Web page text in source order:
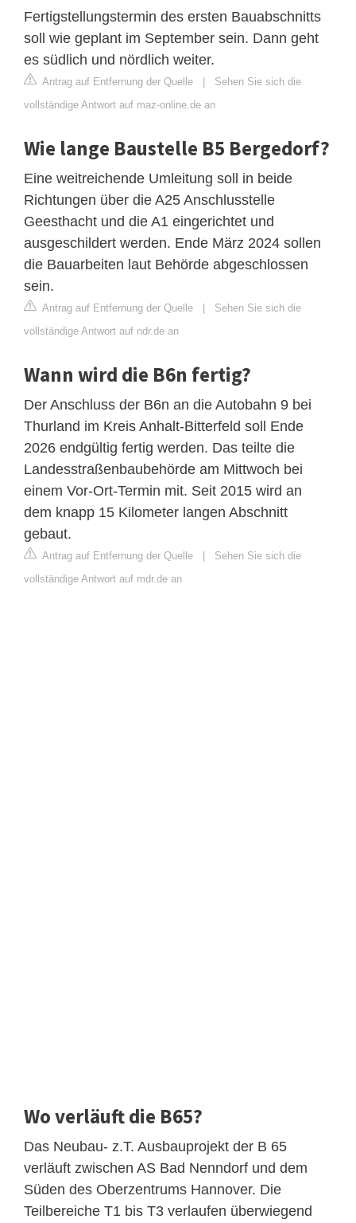
Fertigstellungstermin des ersten Bauabschnitts
soll wie geplant im September sein. Dann geht
es südlich und nördlich weiter.
Antrag auf Entfernung der Quelle | Sehen Sie sich die
vollständige Antwort auf maz-online.de an
Wie lange Baustelle B5 Bergedorf?
Eine weitreichende Umleitung soll in beide
Richtungen über die A25 Anschlusstelle
Geesthacht und die A1 eingerichtet und
ausgeschildert werden. Ende März 2024 sollen
die Bauarbeiten laut Behörde abgeschlossen
sein.
Antrag auf Entfernung der Quelle | Sehen Sie sich die
vollständige Antwort auf ndr.de an
Wann wird die B6n fertig?
Der Anschluss der B6n an die Autobahn 9 bei
Thurland im Kreis Anhalt-Bitterfeld soll Ende
2026 endgültig fertig werden. Das teilte die
Landesstraßenbaubehörde am Mittwoch bei
einem Vor-Ort-Termin mit. Seit 2015 wird an
dem knapp 15 Kilometer langen Abschnitt
gebaut.
Antrag auf Entfernung der Quelle | Sehen Sie sich die
vollständige Antwort auf mdr.de an
Wo verläuft die B65?
Das Neubau- z.T. Ausbauprojekt der B 65
verläuft zwischen AS Bad Nenndorf und dem
Süden des Oberzentrums Hannover. Die
Teilbereiche T1 bis T3 verlaufen überwiegend